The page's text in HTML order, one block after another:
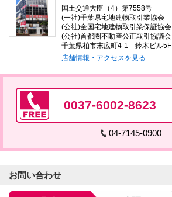
国土交通大臣（4）第7558号
(一社)千葉県宅地建物取引業協会
(公社)全国宅地建物取引業保証協会
(公社)首都圏不動産公正取引協議会
千葉県柏市末広町4-1 鈴木ビル5F
店舗情報・アクセスを見る
0037-6002-8623
04-7145-0900
お問い合わせ